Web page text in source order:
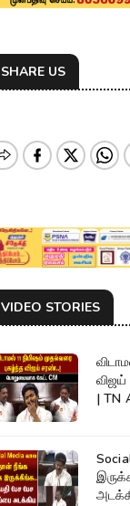
SHARE US
VIDEO STORIES
| TN